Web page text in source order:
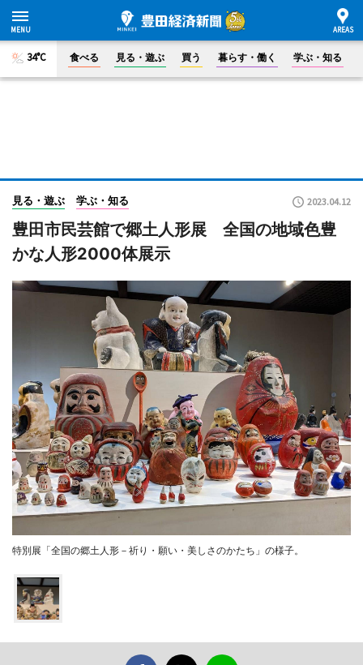
34°C 食べる 見る・遊ぶ 買う 暮らす・働く 学ぶ・知る
見る・遊ぶ 学ぶ・知る 2023.04.12
豊田市民芸館で郷土人形展 全国の地域色豊
かな人形2000体展示
特別展「全国の郷土人形－祈り・願い・美しさのかたち」の様子。